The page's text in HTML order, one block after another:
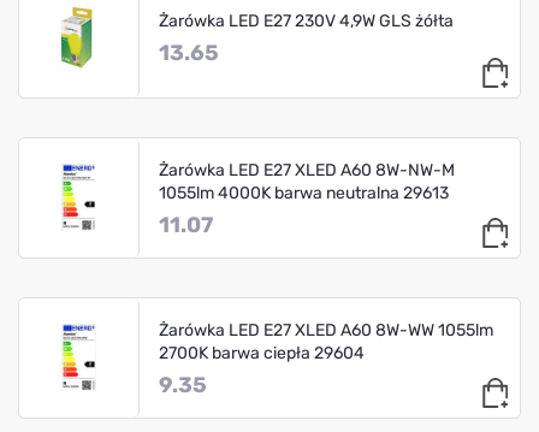
Żarówka LED E27 230V 4,9W GLS żółta
13.65
Żarówka LED E27 XLED A60 8W-NW-M
1055lm 4000K barwa neutralna 29613
11.07
Żarówka LED E27 XLED A60 8W-WW 1055lm
2700K barwa ciepła 29604
9.35